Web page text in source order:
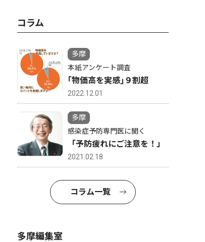
コラム
多摩
本紙アンケート調査
｢物価高を実感｣９割超
2022.12.01
多摩
感染症予防専門医に聞く
「予防疲れにご注意を！」
2021.02.18
コラム一覧
多摩編集室